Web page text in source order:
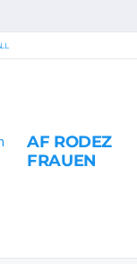
AF RODEZ
FRAUEN